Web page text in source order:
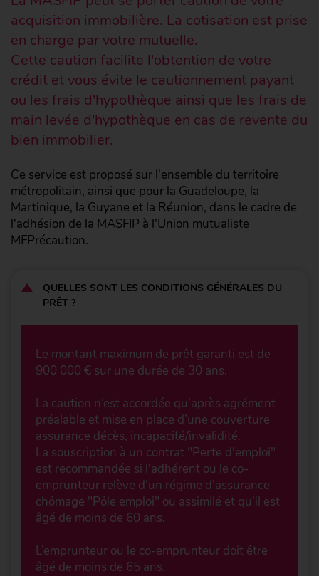
acquisition immobilière. La cotisation est prise
en charge par votre mutuelle.
Cette caution facilite l'obtention de votre
crédit et vous évite le cautionnement payant
ou les frais d'hypothèque ainsi que les frais de
main levée d'hypothèque en cas de revente du
bien immobilier.
Ce service est proposé sur l'ensemble du territoire
métropolitain, ainsi que pour la Guadeloupe, la
Martinique, la Guyane et la Réunion, dans le cadre de
l'adhésion de la MASFIP à l'Union mutualiste
MFPrécaution.
QUELLES SONT LES CONDITIONS GÉNÉRALES DU
PRÊT ?
Le montant maximum de prêt garanti est de
900 000 € sur une durée de 30 ans.
La caution n’est accordée qu’après agrément
préalable et mise en place d’une couverture
assurance décès, incapacité/invalidité.
La souscription à un contrat "Perte d'emploi"
est recommandée si l'adhérent ou le co-
emprunteur relève d'un régime d'assurance
chômage "Pôle emploi" ou assimilé et qu'il est
âgé de moins de 60 ans.
L’emprunteur ou le co-emprunteur doit être
âgé de moins de 65 ans.